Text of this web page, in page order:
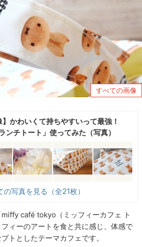
すべての画像
】かわいくて持ちやすいって最強！
ンチトート」使ってみた（写真）
の写真を見る（全21枚）
café tokyo（ミッフィーカフェ ト
ィーのアートを食と共に感じ、体感で
トとしたテーマカフェです。